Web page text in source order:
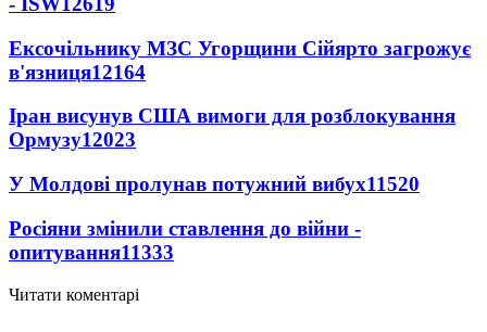
Ексочільнику МЗС Угорщини Сійярто загрожує
в'язниця12164
Іран висунув США вимоги для розблокування
Ормузу12023
У Молдові пролунав потужний вибух11520
Росіяни змінили ставлення до війни -
опитування11333
Читати коментарі